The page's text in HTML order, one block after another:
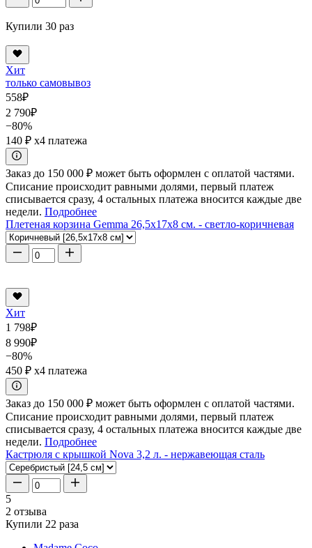
Купили 30 раз
Хит
только самовывоз
558₽
2 790₽
−80%
140 ₽ x4 платежа
Заказ до 150 000 ₽ может быть оформлен с оплатой частями.
Списание происходит равными долями, первый платеж
списывается сразу, 4 остальных платежа вносится каждые две
недели. Подробнее
Плетеная корзина Gemma 26,5x17x8 см. - светло-коричневая
Хит
1 798₽
8 990₽
−80%
450 ₽ x4 платежа
Заказ до 150 000 ₽ может быть оформлен с оплатой частями.
Списание происходит равными долями, первый платеж
списывается сразу, 4 остальных платежа вносится каждые две
недели. Подробнее
Кастрюля с крышкой Nova 3,2 л. - нержавеющая сталь
5
2 отзыва
Купили 22 раза